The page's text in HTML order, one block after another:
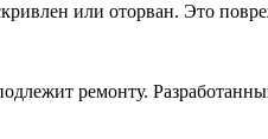
или оторван. Это
ремонту.